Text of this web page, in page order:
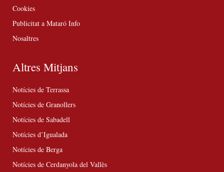
Cookies
Publicitat a Mataró Info
Nosaltres
Altres Mitjans
Notícies de Terrassa
Notícies de Granollers
Notícies de Sabadell
Notícies d’Igualada
Notícies de Berga
Notícies de Cerdanyola del Vallès